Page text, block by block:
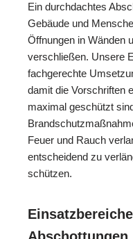
Ein durchdachtes
Gebäude und
Öffnungen in Wänden
verschließen. Unsere
fachgerechte
damit die Vorschriften
maximal geschützt
Feuer und Rauch
entscheidend zu
schützen.